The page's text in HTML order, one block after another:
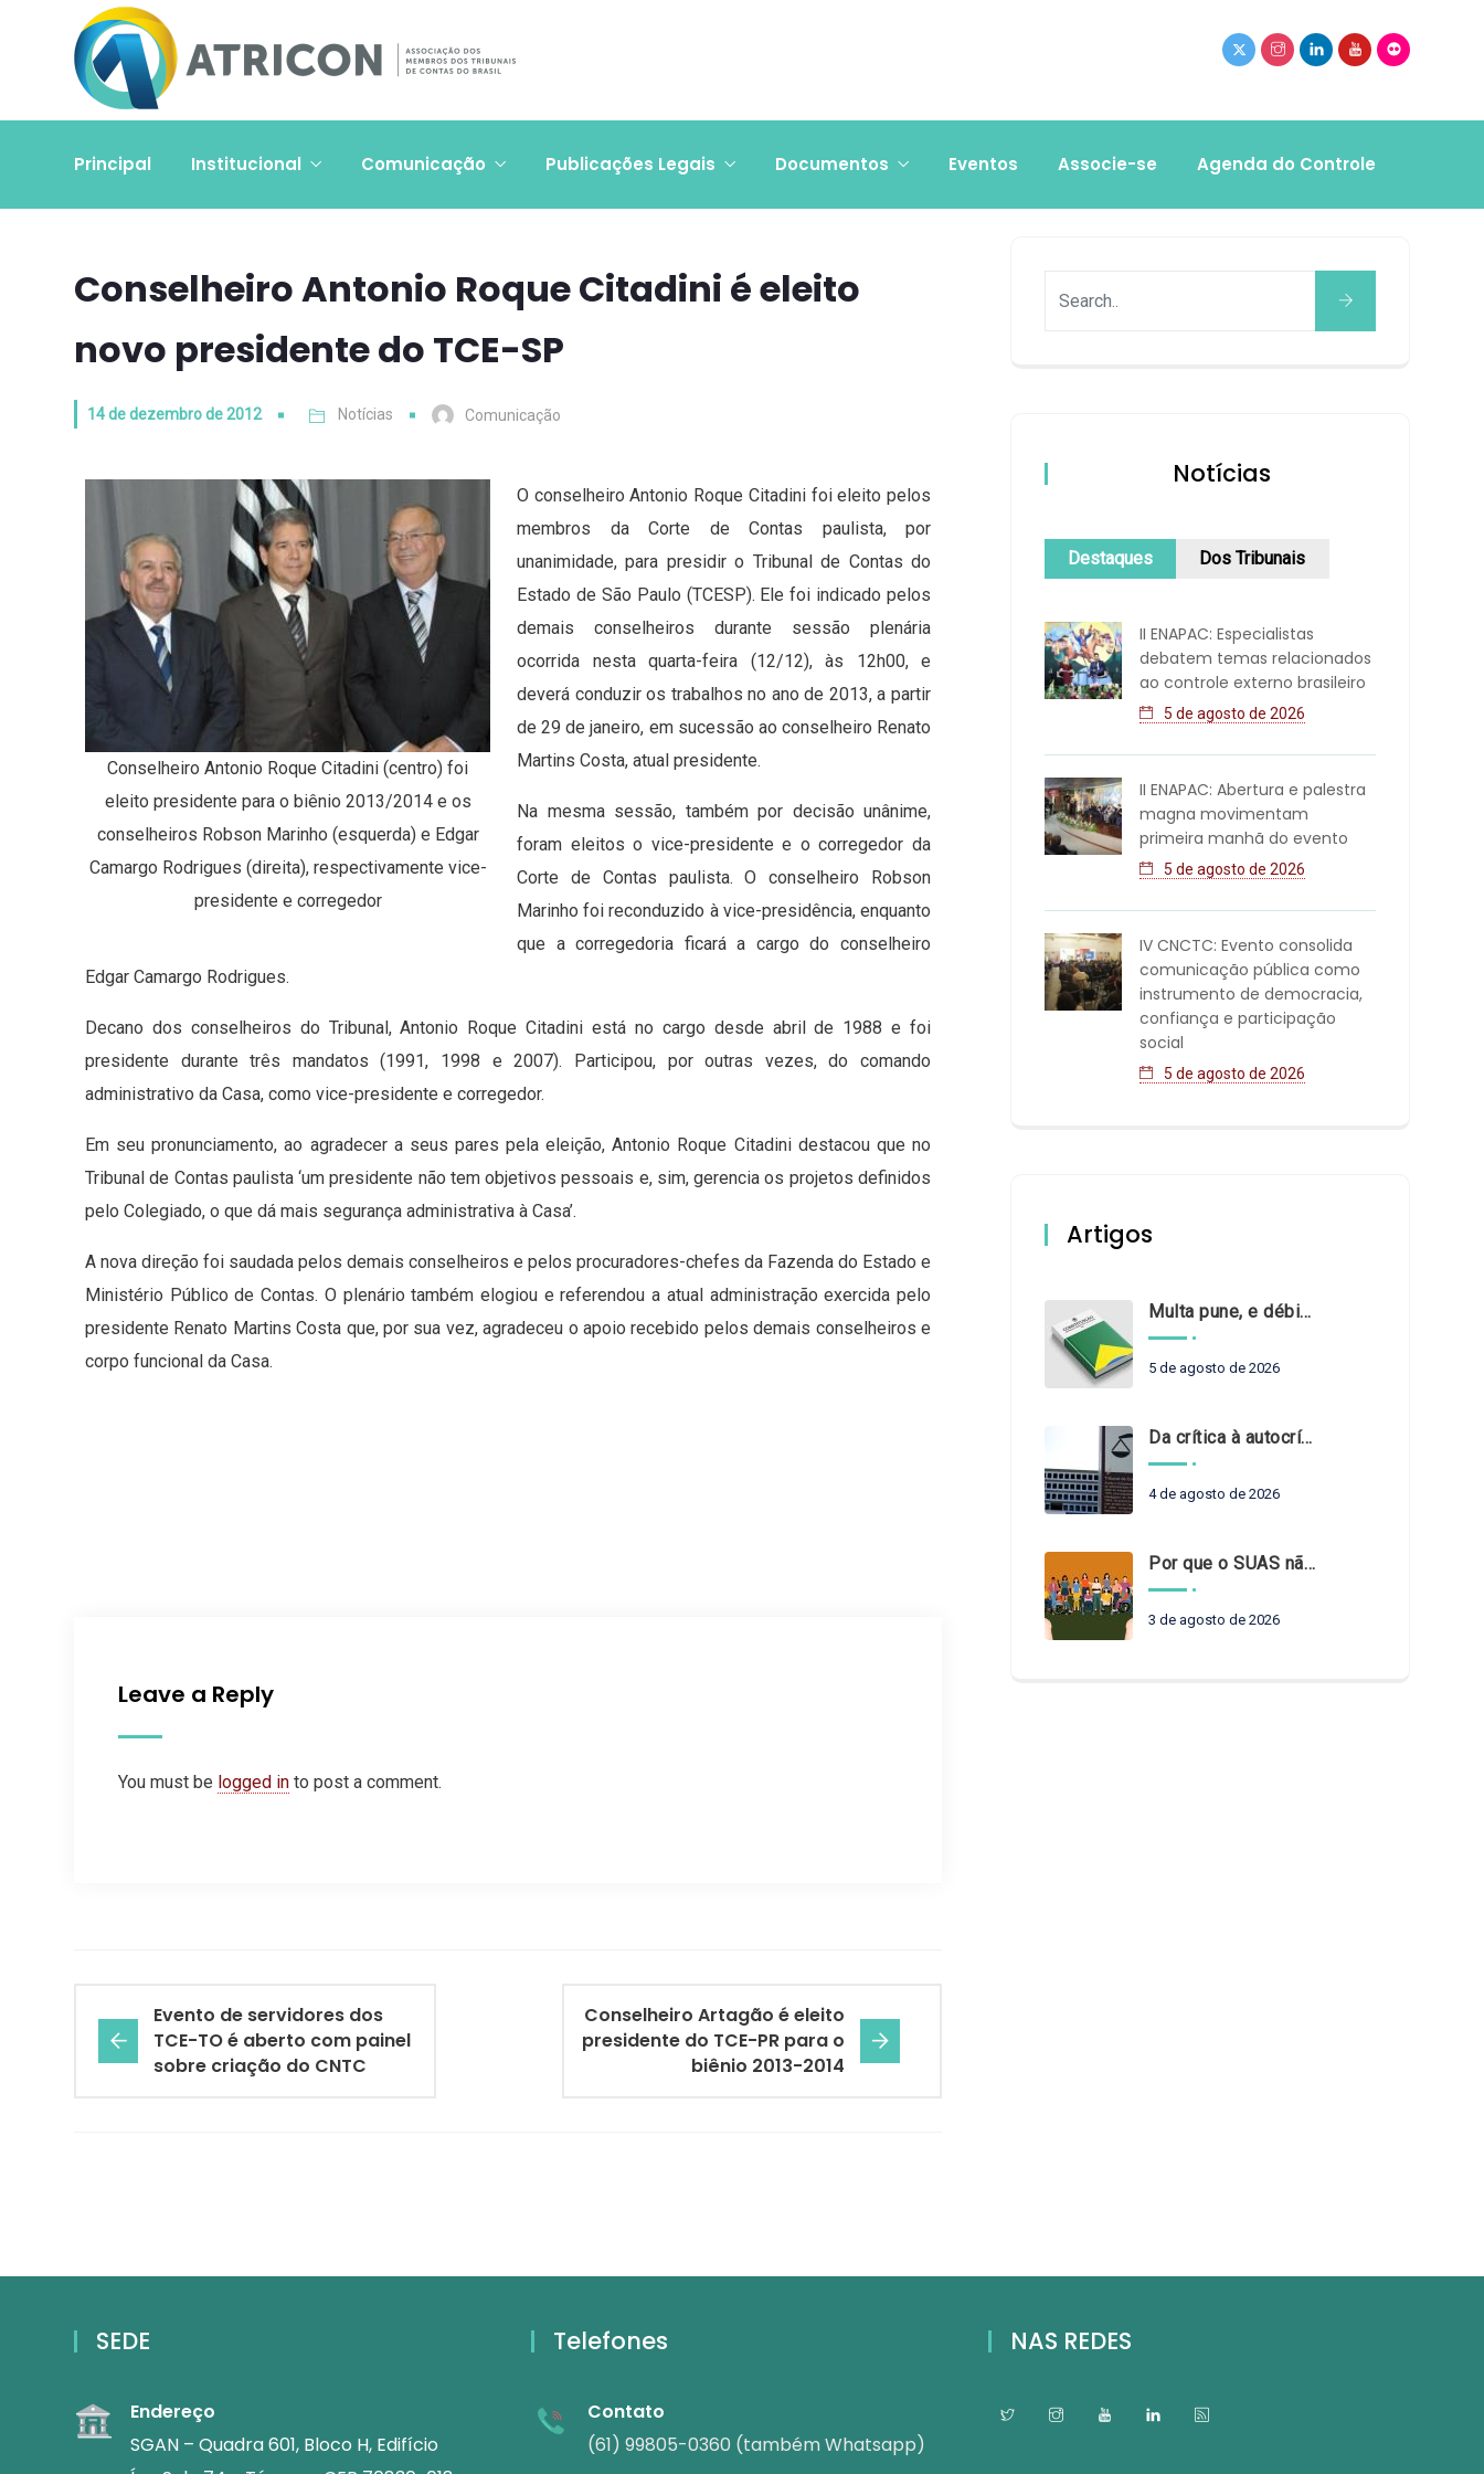
Principal Institucional Comunicação Publicações Legais Documentos Eventos Associe-se Agenda do Controle
Conselheiro Antonio Roque Citadini é eleito
novo presidente do TCE-SP
14 de dezembro de 2012 Notícias Comunicação
Conselheiro Antonio Roque Citadini (centro) foi
eleito presidente para o biênio 2013/2014 e os
conselheiros Robson Marinho (esquerda) e Edgar
Camargo Rodrigues (direita), respectivamente vice-
presidente e corregedor
O conselheiro Antonio Roque Citadini foi eleito pelos
membros da Corte de Contas paulista, por
unanimidade, para presidir o Tribunal de Contas do
Estado de São Paulo (TCESP). Ele foi indicado pelos
demais conselheiros durante sessão plenária
ocorrida nesta quarta-feira (12/12), às 12h00, e
deverá conduzir os trabalhos no ano de 2013, a partir
de 29 de janeiro, em sucessão ao conselheiro Renato
Martins Costa, atual presidente.
Na mesma sessão, também por decisão unânime,
foram eleitos o vice-presidente e o corregedor da
Corte de Contas paulista. O conselheiro Robson
Marinho foi reconduzido à vice-presidência, enquanto
que a corregedoria ficará a cargo do conselheiro
Edgar Camargo Rodrigues.
Decano dos conselheiros do Tribunal, Antonio Roque Citadini está no cargo desde abril de 1988 e foi
presidente durante três mandatos (1991, 1998 e 2007). Participou, por outras vezes, do comando
administrativo da Casa, como vice-presidente e corregedor.
Em seu pronunciamento, ao agradecer a seus pares pela eleição, Antonio Roque Citadini destacou que no
Tribunal de Contas paulista ‘um presidente não tem objetivos pessoais e, sim, gerencia os projetos definidos
pelo Colegiado, o que dá mais segurança administrativa à Casa’.
A nova direção foi saudada pelos demais conselheiros e pelos procuradores-chefes da Fazenda do Estado e
Ministério Público de Contas. O plenário também elogiou e referendou a atual administração exercida pelo
presidente Renato Martins Costa que, por sua vez, agradeceu o apoio recebido pelos demais conselheiros e
corpo funcional da Casa.
Leave a Reply
You must be logged in to post a comment.
Evento de servidores dos
TCE-TO é aberto com painel
sobre criação do CNTC
Conselheiro Artagão é eleito
presidente do TCE-PR para o
biênio 2013-2014
Notícias
Destaques Dos Tribunais
II ENAPAC: Especialistas
debatem temas relacionados
ao controle externo brasileiro
5 de agosto de 2026
II ENAPAC: Abertura e palestra
magna movimentam
primeira manhã do evento
5 de agosto de 2026
IV CNCTC: Evento consolida
comunicação pública como
instrumento de democracia,
confiança e participação
social
5 de agosto de 2026
Artigos
Multa pune, e débito recompõe. § 3º do art. 71 da Constituição: um problema de legística formal
5 de agosto de 2026
Da crítica à autocrítica: Tribunais de Contas sob um novo olhar?
4 de agosto de 2026
Por que o SUAS não pode esperar?
3 de agosto de 2026
SEDE
Endereço
SGAN – Quadra 601, Bloco H, Edifício
Telefones
Contato
(61) 99805-0360 (também Whatsapp)
NAS REDES